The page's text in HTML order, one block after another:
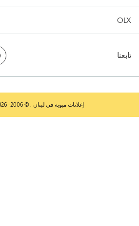
OLX
تابعنا
إعلانات مبوبة في لبنان . © 2006- 2026 أوليكس